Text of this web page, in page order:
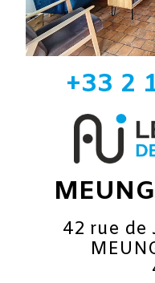
+33 2
42 rue de